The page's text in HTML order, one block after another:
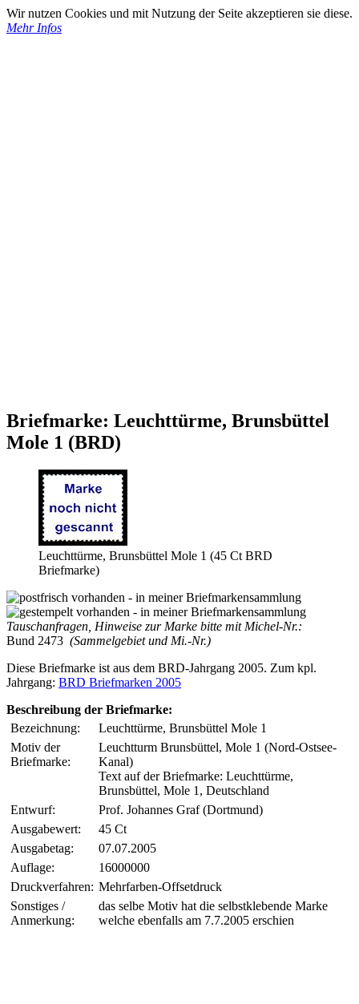
Wir nutzen Cookies und mit Nutzung der Seite akzeptieren sie diese.
Mehr Infos
Briefmarke: Leuchttürme, Brunsbüttel
Mole 1 (BRD)
Leuchttürme, Brunsbüttel Mole 1 (45 Ct BRD
Briefmarke)
Tauschanfragen, Hinweise zur Marke bitte mit Michel-Nr.:
Bund 2473 (Sammelgebiet und Mi.-Nr.)
Diese Briefmarke ist aus dem BRD-Jahrgang 2005. Zum kpl.
Jahrgang: BRD Briefmarken 2005
Beschreibung der Briefmarke:
Bezeichnung:
Leuchttürme, Brunsbüttel Mole 1
Motiv der
Briefmarke:
Leuchtturm Brunsbüttel, Mole 1 (Nord-Ostsee-
Kanal)
Text auf der Briefmarke: Leuchttürme,
Brunsbüttel, Mole 1, Deutschland
Entwurf:
Prof. Johannes Graf (Dortmund)
Ausgabewert:
45 Ct
Ausgabetag:
07.07.2005
Auflage:
16000000
Druckverfahren: Mehrfarben-Offsetdruck
Sonstiges /
Anmerkung:
das selbe Motiv hat die selbstklebende Marke
welche ebenfalls am 7.7.2005 erschien